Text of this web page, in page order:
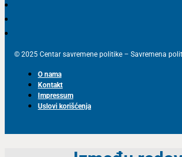
© 2025 Centar savremene politike – Savremena
O nama
Kontakt
Impressum
Uslovi korišćenja